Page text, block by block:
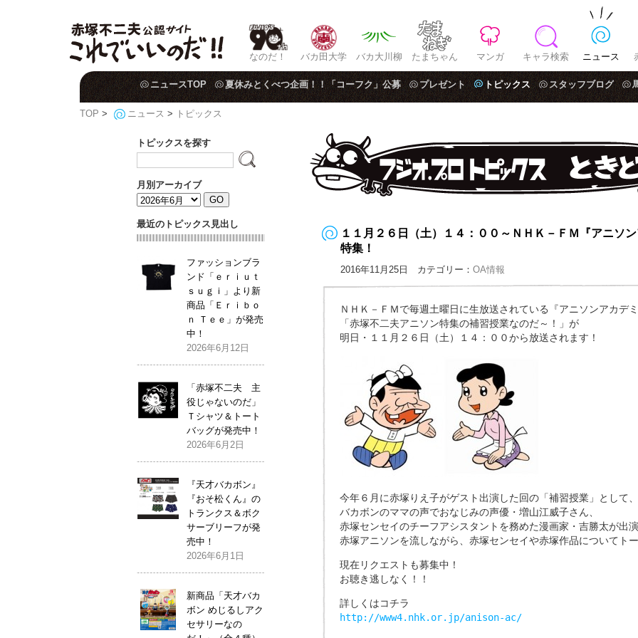
なのだ！ バカ田大学 バカ大川柳 たまちゃん マンガ キャラ検索 ニュース
ニュースTOP 夏休みとくべつ企画！！「コーフク」公募 プレゼント トピックス スタッフブログ
TOP > ニュース > トピックス
１１月２６日（土）１４：００～ＮＨＫ－ＦＭ『アニソ
特集！
2016年11月25日 カテゴリー： OA情報
ＮＨＫ－ＦＭで毎週土曜日に生放送されている『アニソンアカデミ
「赤塚不二夫アニソン特集の補習授業なのだ～！」が
明日・１１月２６日（土）１４：００から放送されます！
今年６月に赤塚りえ子がゲスト出演した回の「補習授業」として、
バカボンのママの声でおなじみの声優・増山江威子さん、
赤塚センセイのチーフアシスタントを務めた漫画家・吉勝太が出演
赤塚アニソンを流しながら、赤塚センセイや赤塚作品についてトー
現在リクエストも募集中！
お聴き逃しなく！！
詳しくはコチラ
http://www4.nhk.or.jp/anison-ac/
トピックスを探す
月別アーカイブ
最近のトピックス見出し
ファッションブラ
ンド「ｅｒｉｕｔ
ｓｕｇｉ」より新
商品「Ｅｒｉｂｏ
ｎ Ｔｅｅ」が発売
中！
2026年6月12日
「赤塚不二夫 主
役じゃないのだ」
Ｔシャツ＆トート
バッグが発売中！
2026年6月2日
『天才バカボン』
『おそ松くん』の
トランクス＆ボク
サーブリーフが発
売中！
2026年6月1日
新商品「天才バカ
ボン めじるしアク
セサリーなの